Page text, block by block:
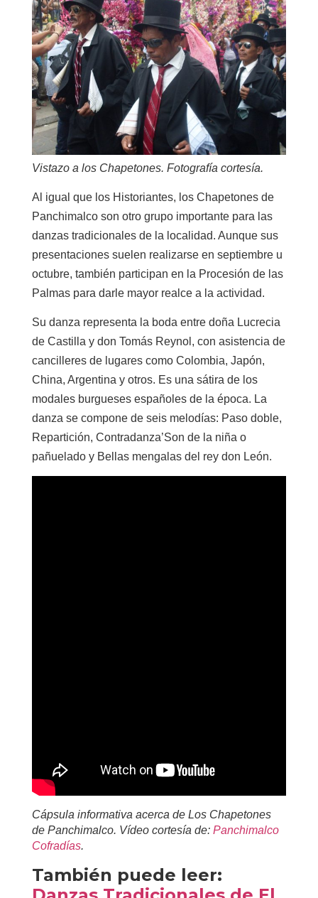
Vistazo a los Chapetones. Fotografía cortesía.
Al igual que los Historiantes, los Chapetones de
Panchimalco son otro grupo importante para las
danzas tradicionales de la localidad. Aunque sus
presentaciones suelen realizarse en septiembre u
octubre, también participan en la Procesión de las
Palmas para darle mayor realce a la actividad.
Su danza representa la boda entre doña Lucrecia
de Castilla y don Tomás Reynol, con asistencia de
cancilleres de lugares como Colombia, Japón,
China, Argentina y otros. Es una sátira de los
modales burgueses españoles de la época. La
danza se compone de seis melodías: Paso doble,
Repartición, Contradanza’Son de la niña o
pañuelado y Bellas mengalas del rey don León.
Cápsula informativa acerca de Los Chapetones
de Panchimalco. Vídeo cortesía de: Panchimalco
Cofradías.
También puede leer: